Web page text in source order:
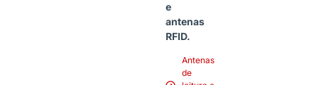
e
antenas
RFID.
Antenas
de